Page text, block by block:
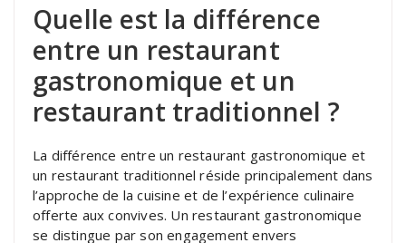
Quelle est la différence
entre un restaurant
gastronomique et un
restaurant traditionnel ?
La différence entre un restaurant gastronomique et
un restaurant traditionnel réside principalement dans
l’approche de la cuisine et de l’expérience culinaire
offerte aux convives. Un restaurant gastronomique
se distingue par son engagement envers